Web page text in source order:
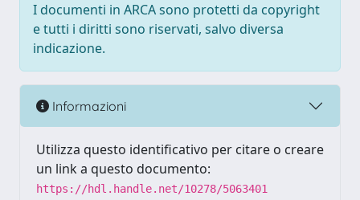
I documenti in ARCA sono protetti da copyright
e tutti i diritti sono riservati, salvo diversa
indicazione.
Informazioni
Utilizza questo identificativo per citare o creare
un link a questo documento:
https://hdl.handle.net/10278/5063401